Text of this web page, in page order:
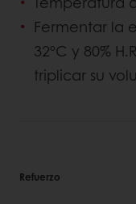
Fermentar la
32ºC y 80%
triplicar su
Refuerzo